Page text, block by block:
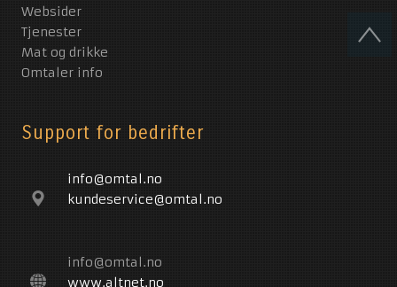
Websider
Tjenester
Mat og drikke
Omtaler info
Support for bedrifter
info@omtal.no
kundeservice@omtal.no
info@omtal.no
www.altnet.no